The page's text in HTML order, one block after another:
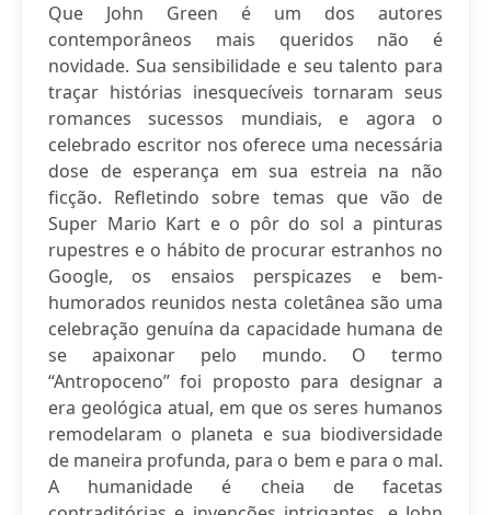
Que John Green é um dos autores
contemporâneos mais queridos não é
novidade. Sua sensibilidade e seu talento para
traçar histórias inesquecíveis tornaram seus
romances sucessos mundiais, e agora o
celebrado escritor nos oferece uma necessária
dose de esperança em sua estreia na não
ficção. Refletindo sobre temas que vão de
Super Mario Kart e o pôr do sol a pinturas
rupestres e o hábito de procurar estranhos no
Google, os ensaios perspicazes e bem-
humorados reunidos nesta coletânea são uma
celebração genuína da capacidade humana de
se apaixonar pelo mundo. O termo
“Antropoceno” foi proposto para designar a
era geológica atual, em que os seres humanos
remodelaram o planeta e sua biodiversidade
de maneira profunda, para o bem e para o mal.
A humanidade é cheia de facetas